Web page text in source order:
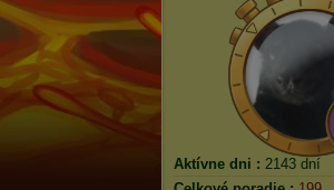
Aktívne dni : 2143 dní